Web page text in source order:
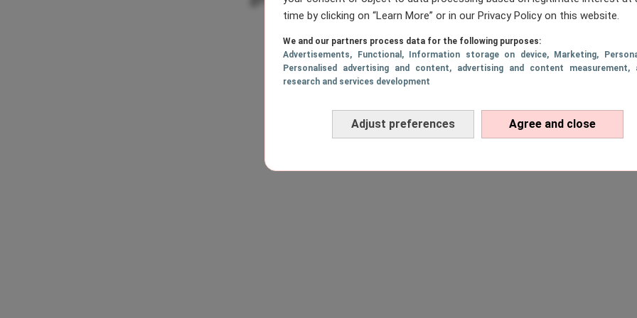
time by clicking on “Learn More” or in our Privacy Policy on this website.
We and our partners process data for the following purposes:
Advertisements, Functional , Information storage on device, Marketing,
Personalised advertising and content, advertising and content measurement,
research and services development
Adjust preferences Agree and close